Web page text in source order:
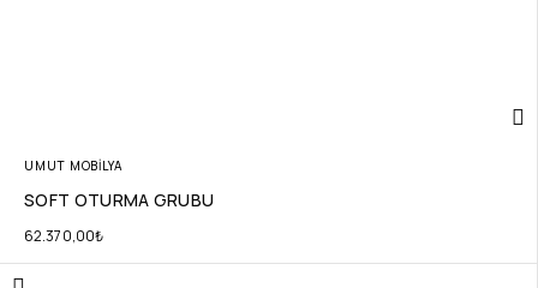
UMUT MOBİLYA
SOFT OTURMA GRUBU
62.370,00₺